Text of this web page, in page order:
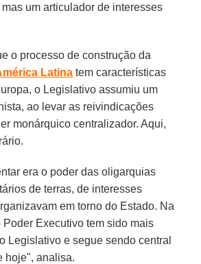
um articulador de interesses
o processo de construção da
Latina tem características
o Legislativo assumiu um
ao levar as reivindicações
monárquico centralizador. Aqui,
era o poder das oligarquias
de terras, de interesses
em torno do Estado. Na
Poder Executivo tem sido mais
Legislativo e segue sendo central
hoje", analisa.